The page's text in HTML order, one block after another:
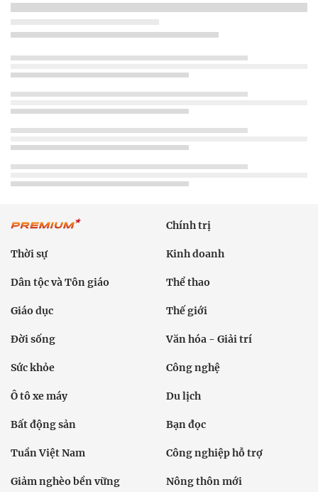
Chính trị
Thời sự Kinh doanh
Dân tộc và Tôn giáo Thể thao
Giáo dục Thế giới
Đời sống Văn hóa - Giải trí
Sức khỏe Công nghệ
Ô tô xe máy Du lịch
Bất động sản Bạn đọc
Tuần Việt Nam Công nghiệp hỗ trợ
Giảm nghèo bền vững Nông thôn mới